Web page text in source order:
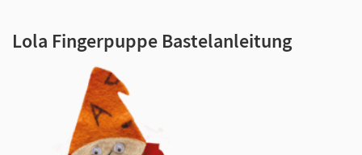
Lola Fingerpuppe Bastelanleitung